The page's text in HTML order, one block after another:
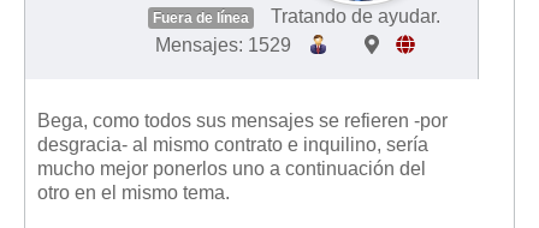
Fuera de línea
Tratando de ayudar.
Mensajes: 1529
Bega, como todos sus mensajes se refieren -por
desgracia- al mismo contrato e inquilino, sería
mucho mejor ponerlos uno a continuación del
otro en el mismo tema.